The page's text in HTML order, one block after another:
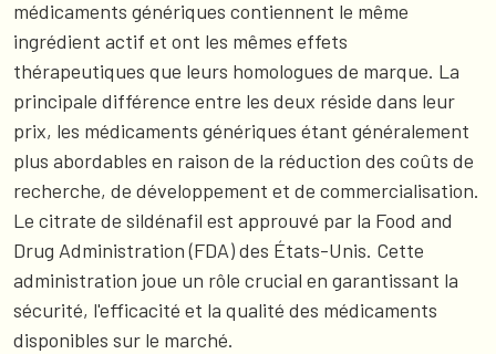
médicaments génériques contiennent le même
ingrédient actif et ont les mêmes effets
thérapeutiques que leurs homologues de marque. La
principale différence entre les deux réside dans leur
prix, les médicaments génériques étant généralement
plus abordables en raison de la réduction des coûts de
recherche, de développement et de commercialisation.
Le citrate de sildénafil est approuvé par la Food and
Drug Administration (FDA) des États-Unis. Cette
administration joue un rôle crucial en garantissant la
sécurité, l'efficacité et la qualité des médicaments
disponibles sur le marché.